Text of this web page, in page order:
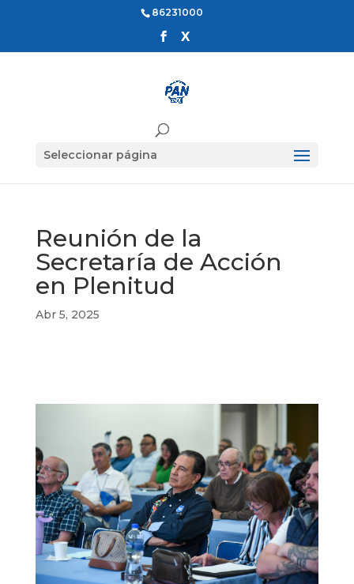
86231000
Seleccionar página
Reunión de la
Secretaría de Acción
en Plenitud
Abr 5, 2025